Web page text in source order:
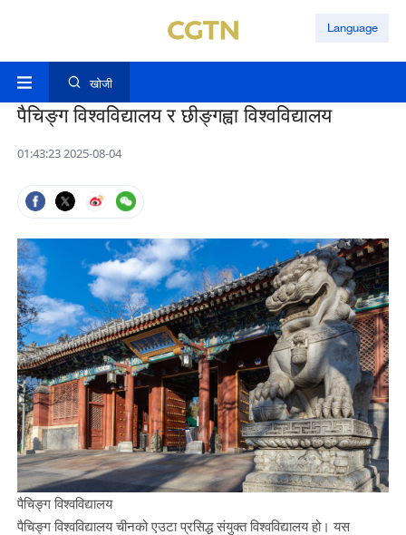
Language
खोजी
पैचिङ्ग विश्वविद्यालय र छीङ्गह्वा विश्वविद्यालय
01:43:23 2025-08-04
पैचिङ्ग विश्वविद्यालय
पैचिङ्ग विश्वविद्यालय चीनको एउटा प्रसिद्ध संयुक्त विश्वविद्यालय हो। यस